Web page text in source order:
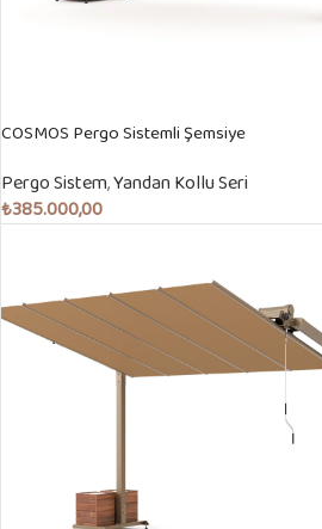
COSMOS Pergo Sistemli Şemsiye
Pergo Sistem,Yandan Kollu Seri
₺385.000,00
Sepete Ekle